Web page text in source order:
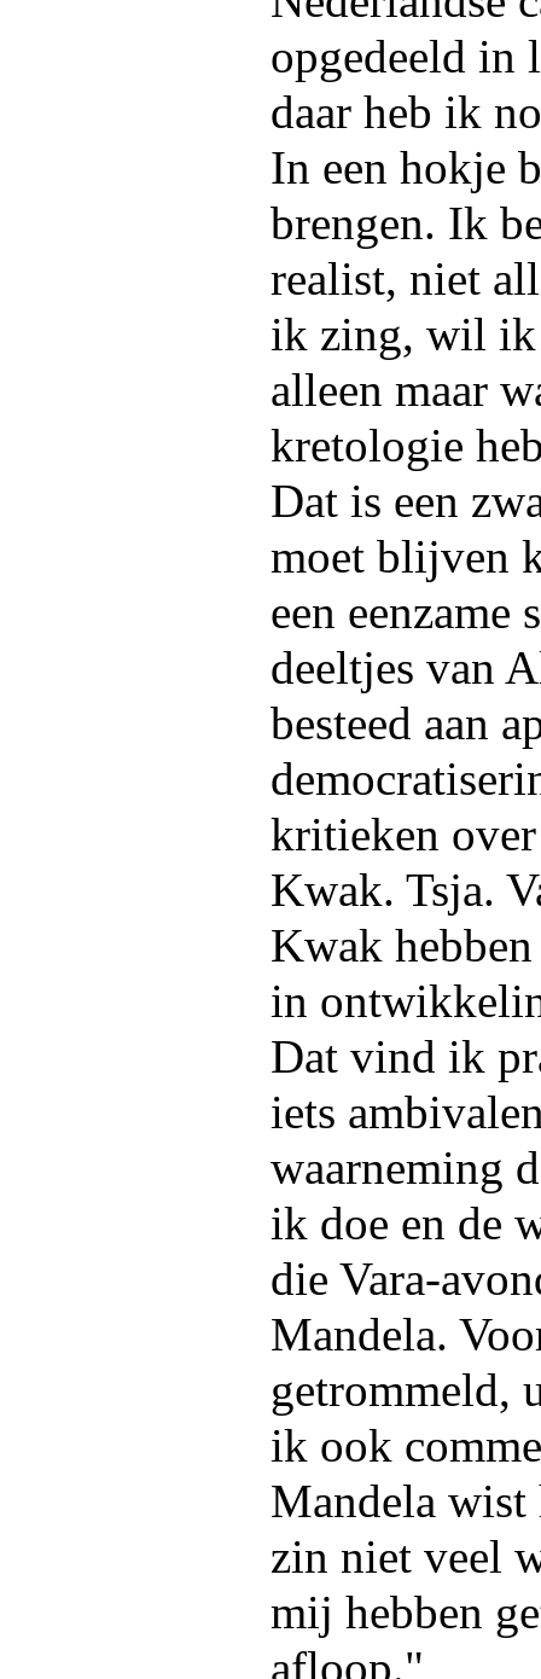
opgedeeld in
daar heb ik
In een hokje
brengen. Ik
realist, niet
ik zing, wil ik
alleen maar
kretologie
Dat is een
moet blijven
een eenzame
deeltjes van
besteed aan
kritieken
Kwak. Tsja.
Kwak
in
Dat vind ik
iets
waarneming
ik doe en de
die Vara-
Mandela.
getrommeld,
ik ook
Mandela wist
zin niet veel
mij hebben
afloop."